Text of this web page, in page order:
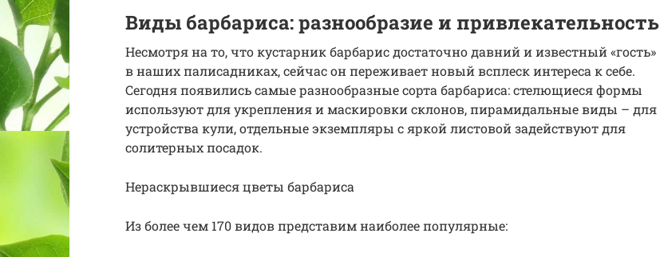
Виды барбариса: разнообразие и привлекательность
Несмотря на то, что кустарник барбарис достаточно давний и известный «гость»
в наших палисадниках, сейчас он переживает новый всплеск интереса к себе.
Сегодня появились самые разнообразные сорта барбариса: стелющиеся формы
используют для укрепления и маскировки склонов, пирамидальные виды – для
устройства кули, отдельные экземпляры с яркой листовой задействуют для
солитерных посадок.
Нераскрывшиеся цветы барбариса
Из более чем 170 видов представим наиболее популярные: